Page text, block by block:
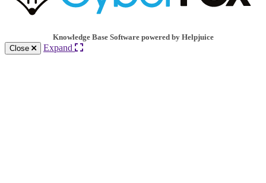
Knowledge Base Software powered by Helpjuice
Close
Expand